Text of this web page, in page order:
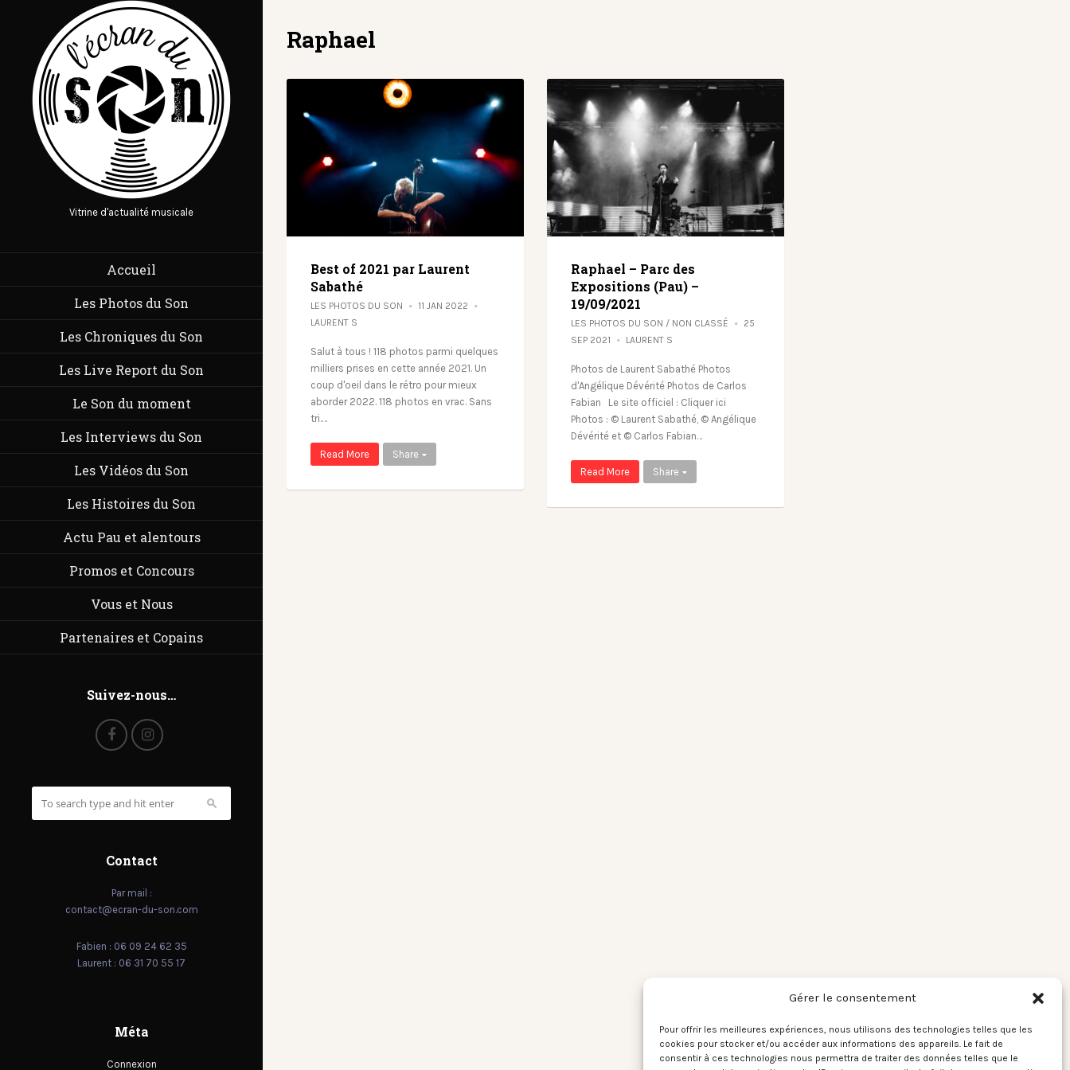
Gérer le consentement
Pour offrir les meilleures expériences, nous utilisons des technologies telles que les
cookies pour stocker et/ou accéder aux informations des appareils. Le fait de
consentir à ces technologies nous permettra de traiter des données telles que le
Vitrine d'actualité musicale
Accueil
Les Photos du Son
Les Chroniques du Son
Les Live Report du Son
Le Son du moment
Les Interviews du Son
Les Vidéos du Son
Les Histoires du Son
Actu Pau et alentours
Promos et Concours
Vous et Nous
Partenaires et Copains
Suivez-nous…
Contact
Par mail :
contact@ecran-du-son.com
Fabien : 06 09 24 62 35
Laurent : 06 31 70 55 17
Méta
Connexion
Raphael
Best of 2021 par Laurent
Sabathé
LES PHOTOS DU SON
11 JAN 2022
LAURENT S
Salut à tous ! 118 photos parmi quelques
milliers prises en cette année 2021. Un
coup d'oeil dans le rétro pour mieux
aborder 2022. 118 photos en vrac. Sans
tri.…
Read More Share
Raphael – Parc des
Expositions (Pau) –
19/09/2021
LES PHOTOS DU SON / NON CLASSÉ
25
SEP 2021
LAURENT S
Photos de Laurent Sabathé Photos
d'Angélique Dévérité Photos de Carlos
Fabian Le site officiel : Cliquer ici
Photos : © Laurent Sabathé, © Angélique
Dévérité et © Carlos Fabian…
Read More Share